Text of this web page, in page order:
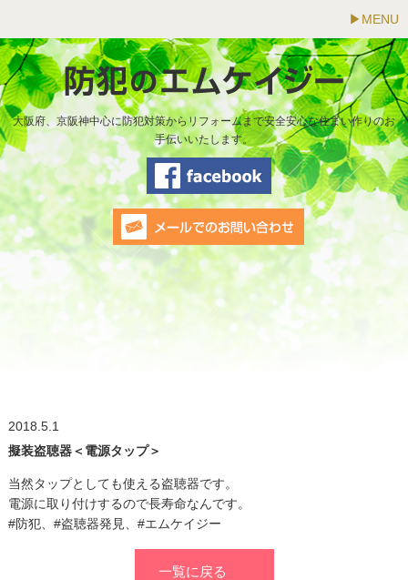
MENU
大阪府、京阪神中心に防犯対策からリフォームまで安全安心な住まい作りのお
手伝いいたします。
2018.5.1
擬装盗聴器＜電源タップ＞
当然タップとしても使える盗聴器です。
電源に取り付けするので長寿命なんです。
#防犯、#盗聴器発見、#エムケイジー
一覧に戻る